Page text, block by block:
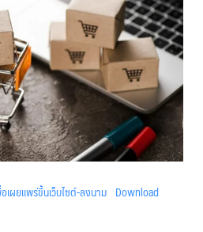
เผยแพร่ขึ้นเว็บไซต์-ลงนาม Download